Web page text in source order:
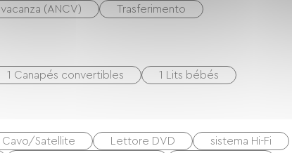
(ANCV) Trasferimento
1 Canapés convertibles 1 Lits bébés
Cavo/Satellite Lettore DVD
sistema Hi-Fi